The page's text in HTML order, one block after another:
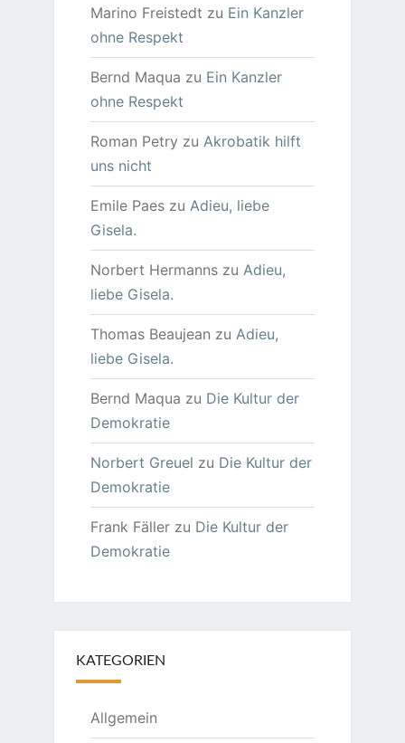
Marino Freistedt zu Ein Kanzler
ohne Respekt
Bernd Maqua zu Ein Kanzler
ohne Respekt
Roman Petry zu Akrobatik hilft
uns nicht
Emile Paeszu Adieu, liebe
Gisela.
Norbert Hermannszu Adieu,
liebe Gisela.
Thomas Beaujean zu Adieu,
liebe Gisela.
Bernd Maqua zu Die Kultur der
Demokratie
Norbert Greuel zu Die Kultur der
Demokratie
Frank Fällerzu Die Kultur der
Demokratie
KATEGORIEN
Allgemein